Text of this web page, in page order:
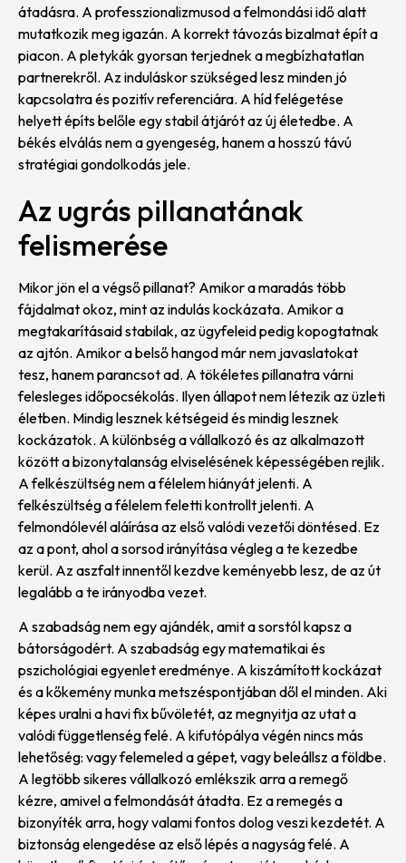
átadásra. A professzionalizmusod a felmondási idő alatt
mutatkozik meg igazán. A korrekt távozás bizalmat épít a
piacon. A pletykák gyorsan terjednek a megbízhatatlan
partnerekről. Az induláskor szükséged lesz minden jó
kapcsolatra és pozitív referenciára. A híd felégetése
helyett építs belőle egy stabil átjárót az új életedbe. A
békés elválás nem a gyengeség, hanem a hosszú távú
stratégiai gondolkodás jele.
Az ugrás pillanatának
felismerése
Mikor jön el a végső pillanat? Amikor a maradás több
fájdalmat okoz, mint az indulás kockázata. Amikor a
megtakarításaid stabilak, az ügyfeleid pedig kopogtatnak
az ajtón. Amikor a belső hangod már nem javaslatokat
tesz, hanem parancsot ad. A tökéletes pillanatra várni
felesleges időpocsékolás. Ilyen állapot nem létezik az üzleti
életben. Mindig lesznek kétségeid és mindig lesznek
kockázatok. A különbség a vállalkozó és az alkalmazott
között a bizonytalanság elviselésének képességében rejlik.
A felkészültség nem a félelem hiányát jelenti. A
felkészültség a félelem feletti kontrollt jelenti. A
felmondólevél aláírása az első valódi vezetői döntésed. Ez
az a pont, ahol a sorsod irányítása végleg a te kezedbe
kerül. Az aszfalt innentől kezdve keményebb lesz, de az út
legalább a te irányodba vezet.
A szabadság nem egy ajándék, amit a sorstól kapsz a
bátorságodért. A szabadság egy matematikai és
pszichológiai egyenlet eredménye. A kiszámított kockázat
és a kőkemény munka metszéspontjában dől el minden. Aki
képes uralni a havi fix bűvöletét, az megnyitja az utat a
valódi függetlenség felé. A kifutópálya végén nincs más
lehetőség: vagy felemeled a gépet, vagy beleállsz a földbe.
A legtöbb sikeres vállalkozó emlékszik arra a remegő
kézre, amivel a felmondását átadta. Ez a remegés a
bizonyíték arra, hogy valami fontos dolog veszi kezdetét. A
biztonság elengedése az első lépés a nagyság felé. A